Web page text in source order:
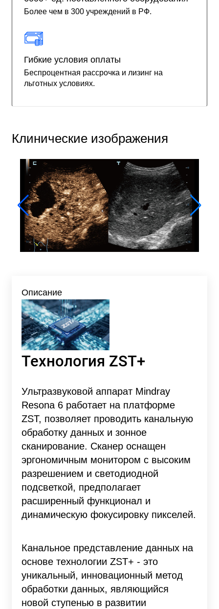
Более чем в 300 учреждений в РФ.
Гибкие условия оплаты
Беспроцентная рассрочка и лизинг на
льготных условиях.
Клинические изображения
Описание
Технология ZST+
Ультразвуковой аппарат Mindray
Resona 6 работает на платформе
ZST, позволяет проводить канальную
обработку данных и зонное
сканирование. Сканер оснащен
эргономичным монитором с высоким
разрешением и светодиодной
подсветкой, предполагает
расширенный функционал и
динамическую фокусировку пикселей.
Канальное представление данных на
основе технологии ZST+ - это
уникальный, инновационный метод
обработки данных, являющийся
новой ступенью в развитии